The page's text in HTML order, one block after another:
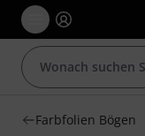
Farbfolien Bögen